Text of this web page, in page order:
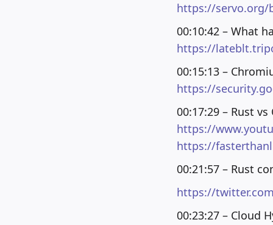
https://servo.org/
00:10:42 – What
https://
00:15:13 –
https://
00:17:29 – Rust vs
https://
https://
00:21:57 – Rust
https://
00:23:27 – Cloud